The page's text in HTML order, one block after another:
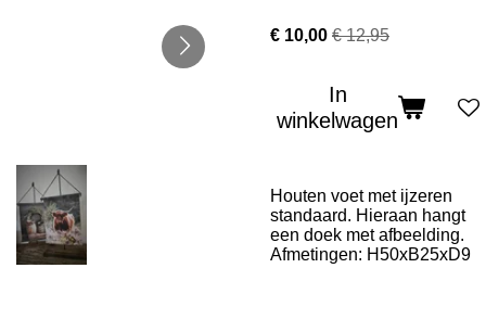
€ 10,00 € 12,95
In
winkelwagen
Houten voet met ijzeren
standaard. Hieraan hangt
een doek met afbeelding.
Afmetingen: H50xB25xD9